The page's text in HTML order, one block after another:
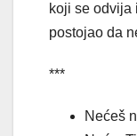
koji se odvija
postojao da
***
Nećeš